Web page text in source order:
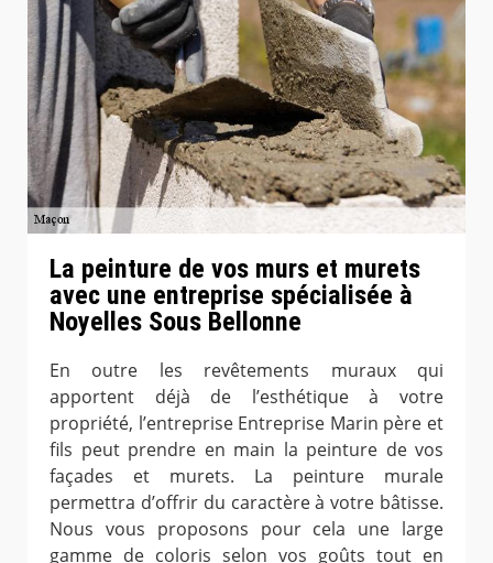
La peinture de vos murs et murets
avec une entreprise spécialisée à
Noyelles Sous Bellonne
En outre les revêtements muraux qui
apportent déjà de l’esthétique à votre
propriété, l’entreprise Entreprise Marin père et
fils peut prendre en main la peinture de vos
façades et murets. La peinture murale
permettra d’offrir du caractère à votre bâtisse.
Nous vous proposons pour cela une large
gamme de coloris selon vos goûts tout en